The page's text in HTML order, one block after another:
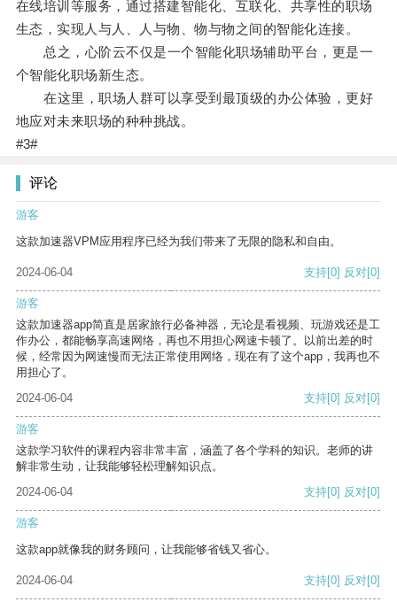
在线培训等服务，通过搭建智能化、互联化、共享性的职场
生态，实现人与人、人与物、物与物之间的智能化连接。
总之，心阶云不仅是一个智能化职场辅助平台，更是一
个智能化职场新生态。
在这里，职场人群可以享受到最顶级的办公体验，更好
地应对未来职场的种种挑战。
#3#
评论
游客
这款加速器VPM应用程序已经为我们带来了无限的隐私和自由。
2024-06-04 支持[0] 反对[0]
游客
这款加速器app简直是居家旅行必备神器，无论是看视频、玩游戏还是工
作办公，都能畅享高速网络，再也不用担心网速卡顿了。以前出差的时
候，经常因为网速慢而无法正常使用网络，现在有了这个app，我再也不
用担心了。
2024-06-04
支持[0] 反对[0]
游客
这款学习软件的课程内容非常丰富，涵盖了各个学科的知识。老师的讲
解非常生动，让我能够轻松理解知识点。
2024-06-04
支持[0] 反对[0]
游客
这款app就像我的财务顾问，让我能够省钱又省心。
2024-06-04 支持[0] 反对[0]